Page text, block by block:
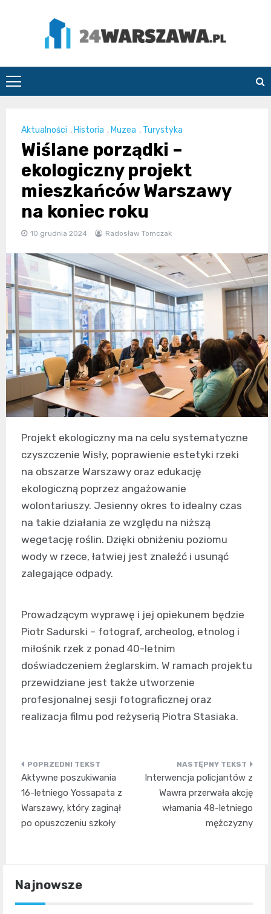
24Warszawa.pl
Aktualności , Historia , Muzea , Turystyka
Wiślane porządki –
ekologiczny projekt
mieszkańców Warszawy
na koniec roku
10 grudnia 2024 Radosław Tomczak
Projekt ekologiczny ma na celu systematyczne
czyszczenie Wisły, poprawienie estetyki rzeki
na obszarze Warszawy oraz edukację
ekologiczną poprzez angażowanie
wolontariuszy. Jesienny okres to idealny czas
na takie działania ze względu na niższą
wegetację roślin. Dzięki obniżeniu poziomu
wody w rzece, łatwiej jest znaleźć i usunąć
zalegające odpady.
Prowadzącym wyprawę i jej opiekunem będzie
Piotr Sadurski – fotograf, archeolog, etnolog i
miłośnik rzek z ponad 40-letnim
doświadczeniem żeglarskim. W ramach projektu
przewidziane jest także utworzenie
profesjonalnej sesji fotograficznej oraz
realizacja filmu pod reżyserią Piotra Stasiaka.
Nawigacja
wpisu
Aktywne poszukiwania
16-letniego Yossapata z
Warszawy, który zaginął
po opuszczeniu szkoły
Interwencja policjantów z
Wawra przerwała akcję
włamania 48-letniego
mężczyzny
Najnowsze